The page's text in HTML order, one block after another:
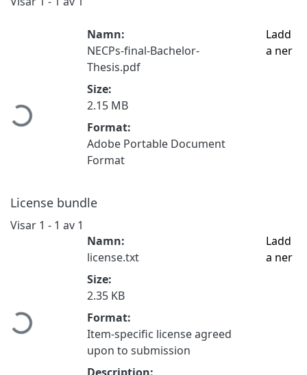
Hämtar...
Namn:
NECPs-final-Bachelor-
Thesis.pdf
Size:
2.15 MB
Format:
Adobe Portable Document
Format
Ladd
a ner
License bundle
Visar 1 - 1 av 1
Hämtar...
Namn:
license.txt
Size:
2.35 KB
Format:
Item-specific license agreed
upon to submission
Ladd
a ner